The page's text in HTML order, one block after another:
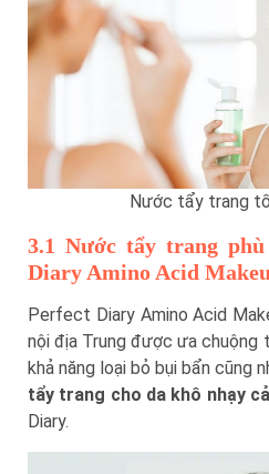
Nước tẩy trang
3.1 Nước tẩy trang
Diary Amino Acid
Perfect Diary Amino Acid
nội địa Trung được ưa chuộng
khả năng loại bỏ bụi bẩn cũng
tẩy trang cho da khô nhạy
Diary.